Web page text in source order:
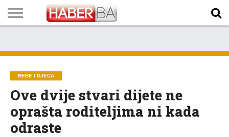
TECH
PROGRAM
PROGNOZA
PUTEVIMA
LISTA
NAMA
BEBE I DJECA
Ove dvije stvari dijete ne
oprašta roditeljima ni kada
odraste